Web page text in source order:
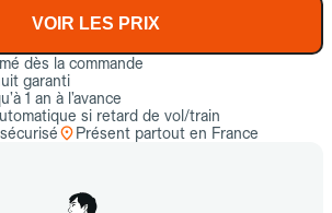
VOIR LES PRIX
dès la commande
garanti
1 an à l’avance
si retard de vol/train
Présent partout en France